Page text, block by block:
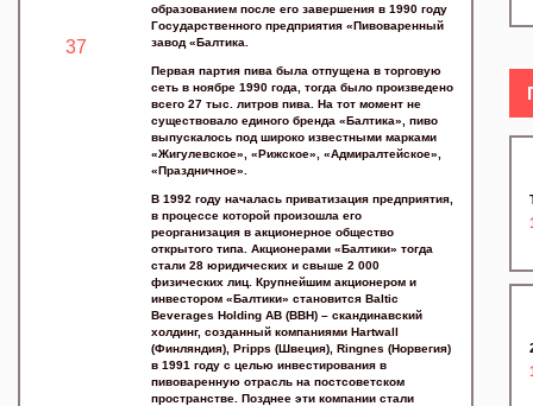
37
образованием после его завершения в 1990 году
Государственного предприятия «Пивоваренный
завод «Балтика.
Первая партия пива была отпущена в торговую
сеть в ноябре 1990 года, тогда было произведено
всего 27 тыс. литров пива. На тот момент не
существовало единого бренда «Балтика», пиво
выпускалось под широко известными марками
«Жигулевское», «Рижское», «Адмиралтейское»,
«Праздничное».
В 1992 году началась приватизация предприятия,
в процессе которой произошла его
реорганизация в акционерное общество
открытого типа. Акционерами «Балтики» тогда
стали 28 юридических и свыше 2 000
физических лиц. Крупнейшим акционером и
инвестором «Балтики» становится Baltic
Beverages Holding AВ (BBH) – скандинавский
холдинг, созданный компаниями Hartwall
(Финляндия), Pripps (Швеция), Ringnes (Норвегия)
в 1991 году с целью инвестирования в
пивоваренную отрасль на постсоветском
пространстве. Позднее эти компании стали